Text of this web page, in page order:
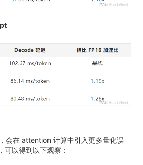
会在 attention 计算中引入更多量化误
可以得到以下观察：